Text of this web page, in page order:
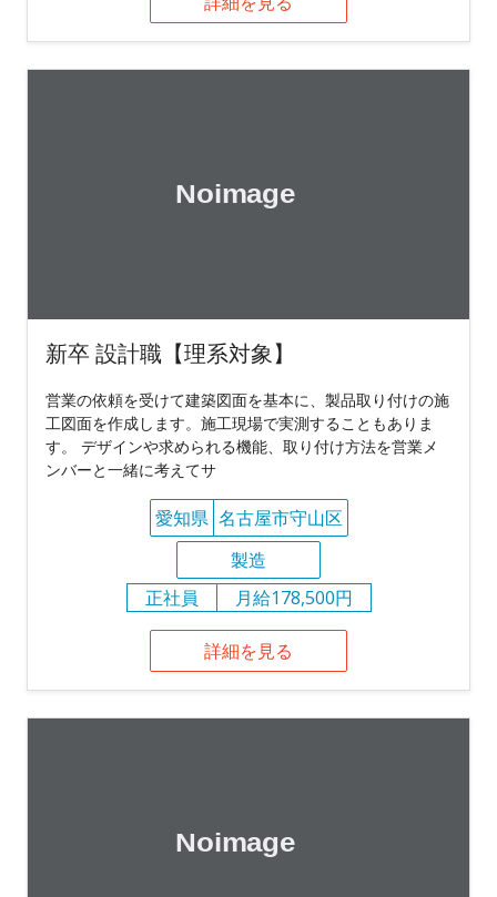
新卒 設計職【理系対象】
営業の依頼を受けて建築図面を基本に、製品取り付けの施
工図面を作成します。施工現場で実測することもありま
す。 デザインや求められる機能、取り付け方法を営業メ
ンバーと一緒に考えてサ
愛知県 名古屋市守山区
製造
正社員
月給178,500円
詳細を見る